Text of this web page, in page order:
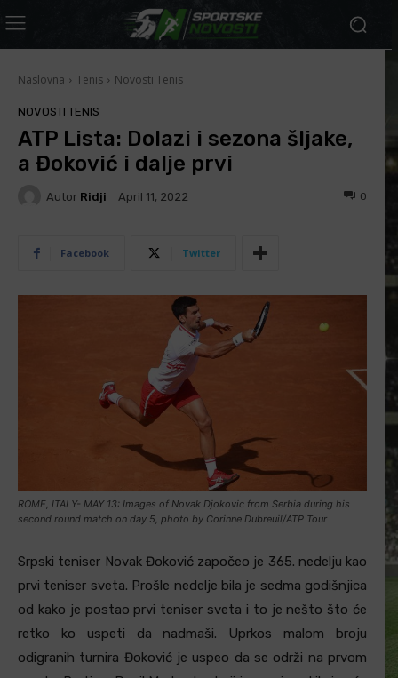
Naslovna Tenis Novosti Tenis
NOVOSTI TENIS
ATP Lista: Dolazi i sezona šljake,
a Đoković i dalje prvi
Autor Ridji April 11, 2022 0
Facebook Twitter
ROME, ITALY- MAY 13: Images of Novak Djokovic from Serbia during his
second round match on day 5, photo by Corinne Dubreuil/ATP Tour
Srpski teniser Novak Đoković započeo je 365. nedelju kao
prvi teniser sveta. Prošle nedelje bila je sedma godišnjica
od kako je postao prvi teniser sveta i to je nešto što će
retko ko uspeti da nadmaši. Uprkos malom broju
odigranih turnira Đoković je uspeo da se održi na prvom